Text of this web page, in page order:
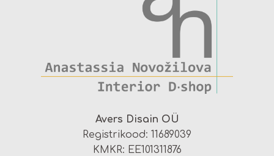
Avers Disain OÜ
Registrikood: 11689039
KMKR: EE101311876